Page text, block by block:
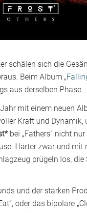
schälen sich die
Beim Album „
aus derselben Phase.
mit einem neuen
Kraft und
bei „Fathers“ nicht
Härter zwar und mit
prügeln los,
und der starken
oder das bipolare